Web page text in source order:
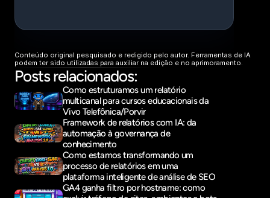
Conteúdo original pesquisado e redigido pelo autor. Ferramentas de IA
podem ter sido utilizadas para auxiliar na edição e no aprimoramento.
Posts relacionados:
Como estruturamos um relatório
multicanal para cursos educacionais da
Vivo Telefônica/Porvir
Framework de relatórios com IA: da
automação à governança de
conhecimento
Como estamos transformando um
processo de relatórios em uma
plataforma inteligente de análise de SEO
GA4 ganha filtro por hostname: como